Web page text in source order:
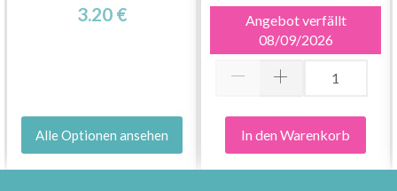
3.20 €
Alle Optionen ansehen
Angebot verfällt
08/09/2026
In den Warenkorb